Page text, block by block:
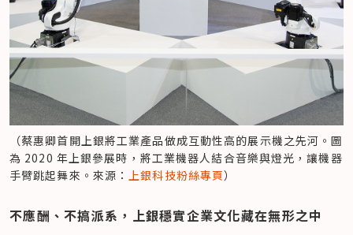
（蔡惠卿首開上銀將工業產品做成互動性高的展示機之先河。圖
為 2020 年上銀參展時，將工業機器人結合音樂與燈光，讓機器
手臂跳起舞來。來源：上銀科技粉絲專頁）
不應酬、不搞派系，上銀穩實企業文化藏在無形之中